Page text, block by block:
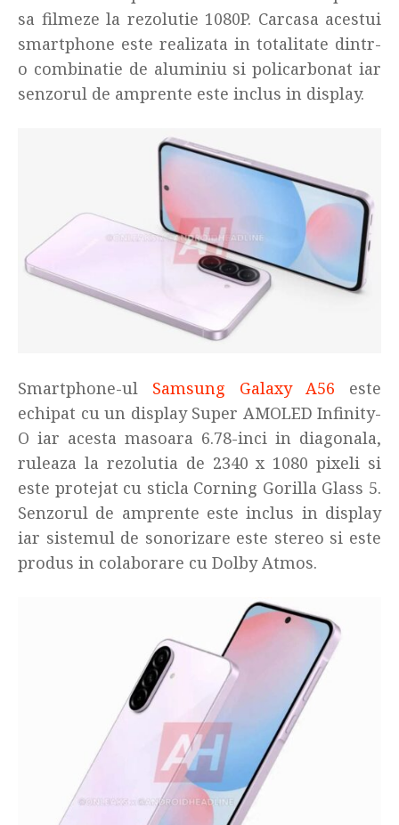
sa filmeze la rezolutie 1080P. Carcasa acestui
smartphone este realizata in totalitate dintr-
o combinatie de aluminiu si policarbonat iar
senzorul de amprente este inclus in display.
Smartphone-ul Samsung Galaxy A56 este
echipat cu un display Super AMOLED Infinity-
O iar acesta masoara 6.78-inci in diagonala,
ruleaza la rezolutia de 2340 x 1080 pixeli si
este protejat cu sticla Corning Gorilla Glass 5.
Senzorul de amprente este inclus in display
iar sistemul de sonorizare este stereo si este
produs in colaborare cu Dolby Atmos.